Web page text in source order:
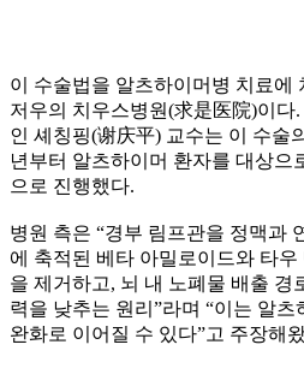
이 수술법을 알츠하이머병 치료에
저우의 치우스병원(求是医院)이다
인 셰칭핑(谢庆平) 교수는 이 수술
년부터 알츠하이머 환자를 대상으
으로 진행했다.
병원 측은 “경부 림프관을 정맥과
에 축적된 베타 아밀로이드와 타
을 제거하고, 뇌 내 노폐물 배출 경
력을 낮추는 원리”라며 “이는 알
완화로 이어질 수 있다”고 주장해